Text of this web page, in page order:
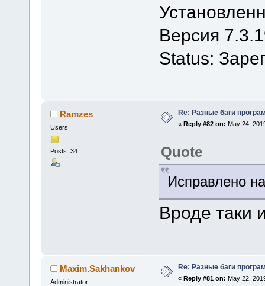
Версия
Status:
Ramzes
Users
Posts: 34
Re: Разные баги
« Reply #82 on: May 24,
Quote
Исправлено
Вроде таки
Maxim.Sakhankov
Administrator
Re: Разные баги
« Reply #81 on: May 22,